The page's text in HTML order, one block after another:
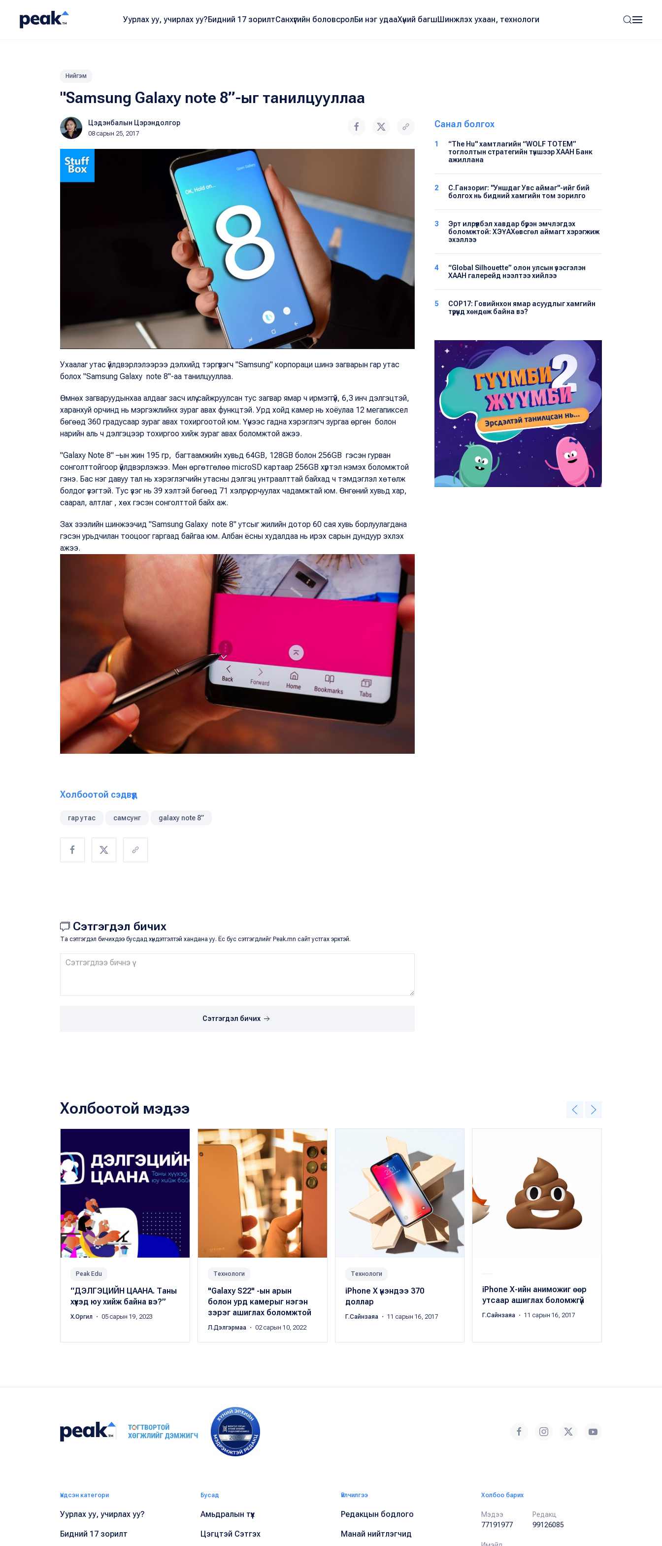
Уурлах уу, учирлах уу?Бидний 17 зорилтСанхүүгийн боловсролБи нэг удааХүний багшШинжлэх ухаан, технологи
Нийгэм
"Samsung Galaxy note 8”-ыг танилцууллаа
Цэдэнбалын Цэрэндолгор
08 сарын 25, 2017
Ухаалаг утас үйлдвэрлэлээрээ дэлхийд тэргүүлэгч "Samsung" корпораци шинэ загварын гар утас
болох "Samsung Galaxy note 8"-аа танилцууллаа.
Өмнөх загваруудынхаа алдааг засч илүү сайжруулсан тус загвар ямар ч ирмэггүй, 6,3 инч дэлгэцтэй,
харанхуй орчинд нь мэргэжлийнх зураг авах функцтэй. Урд хойд камер нь хоёулаа 12 мегапиксел
бөгөөд 360 градусаар зураг авах тохиргоотой юм. Үүнээс гадна хэрэглэгч зургаа өргөн болон
нарийн аль ч дэлгэцээр тохиргоо хийж зураг авах боломжтой ажээ.
"Galaxy Note 8" –ын жин 195 гр, багтаамжийн хувьд 64GB, 128GB болон 256GB гэсэн гурван
сонголттойгоор үйлдвэрлэжээ. Мөн өргөтгөлөө microSD картаар 256GB хүртэл нэмэх боломжтой
гэнэ. Бас нэг давуу тал нь хэрэглэгчийн утасны дэлгэц унтраалттай байхад ч тэмдэглэл хөтөлж
болдог үзэгтэй. Тус үзэг нь 39 хэлтэй бөгөөд 71 хэлрүү орчуулах чадамжтай юм. Өнгөний хувьд хар,
саарал, алтлаг , хөх гэсэн сонголттой байх аж.
Зах зээлийн шинжээчид "Samsung Galaxy note 8" утсыг жилийн дотор 60 сая хувь борлуулагдана
гэсэн урьдчилан тооцоог гаргаад байгаа юм. Албан ёсны худалдаа нь ирэх сарын дундуур эхлэх
ажээ.
Холбоотой сэдвүүд
гар утас самсунг galaxy note 8”
Сэтгэгдэл бичих
Та сэтгэгдэл бичихдээ бусдад хүндэтгэлтэй хандана уу. Ёс бус сэтгэгдлийг Peak.mn сайт устгах эрхтэй.
Сэтгэгдэл бичих
Санал болгох
1
“The Hu" хамтлагийн “WOLF TOTEM”
тоглолтын стратегийн түншээр ХААН Банк
ажиллана
2
С.Ганзориг: "Уншдаг Увс аймаг"-ийг бий
болгох нь бидний хамгийн том зорилго
3
Эрт илрүүлбэл хавдар бүрэн эмчлэгдэх
боломжтой: ХЭҮА​Хөвсгөл аймагт хэрэгжиж
эхэллээ
4
“Global Silhouette” олон улсын үзэсгэлэн
ХААН галерейд нээлтээ хийлээ
5
COP17: Говийнхон ямар асуудлыг хамгийн
түрүүнд хөндөж байна вэ?
Холбоотой мэдээ
Peak Edu
“ДЭЛГЭЦИЙН ЦААНА. Таны
хүүхэд юу хийж байна вэ?”
Х.Оргил ・ 05 сарын 19, 2023
Технологи
"Galaxy S22" -ын арын
болон урд камерыг нэгэн
зэрэг ашиглах боломжтой
Л.Дэлгэрмаа ・ 02 сарын 10, 2022
Технологи
iPhone Х үнэндээ 370
доллар
Г.Сайнзаяа ・ 11 сарын 16, 2017
iPhone Х-ийн аниможиг өөр
утсаар ашиглах боломжгүй
Г.Сайнзаяа ・ 11 сарын 16, 2017
Үндсэн категори
Уурлах уу, учирлах уу?
Бидний 17 зорилт
Бусад
Амьдралын түүх
Цэгцтэй Сэтгэх
Үйлчилгээ
Редакцын бодлого
Манай нийтлэгчид
Холбоо барих
Мэдээ
77191977
Редакц
99126085